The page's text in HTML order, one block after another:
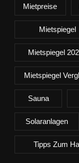
Mietpreise
Mietspiegel
Mietspiegel
Mietspiegel
Sauna
Solaranlagen
Tipps Zum